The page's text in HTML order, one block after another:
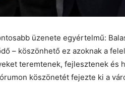
üzenete egyértelmű:
– köszönhető ez azoknak a
teremtenek, fejlesztenek és
köszönetét fejezte ki a